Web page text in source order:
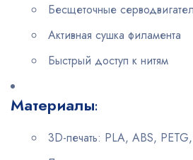
Бесщеточные
Активная сушка филамента
Быстрый доступ к нитям
Материалы:
3D-печать: PLA, ABS,